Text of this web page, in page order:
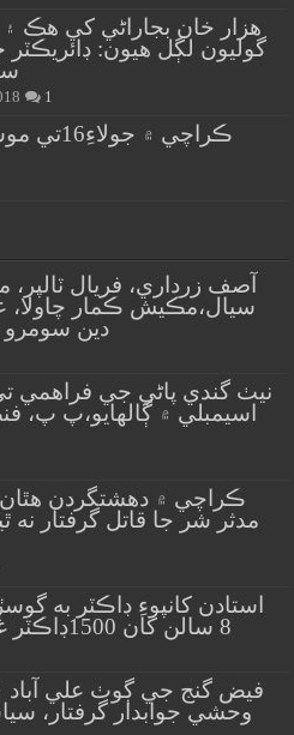
گوليون لڳل هيون: ڊائريڪٽر
1
ڪراچي ۾
آصف زرداري، فريال ٽالپر،
سيال،مڪيش ڪمار
دين سومرو
نيٺ گندي پاڻي جي فراهمي
اسيمبلي ۾ ڳالهايو،پ پ،
ڪراچي ۾ دهشتگردن
مدثر شر جا قاتل گرفتار نه
استادن کانپوءِ ڊاڪٽر به
8 سالن کان 1500ڊاڪٽر غير حاضر هجڻ جو اعتراف
فيض گنج جي ڳوٺ علي آباد
وحشي جوابدار گرفتار،